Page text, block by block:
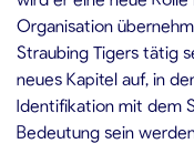
Organisation
Straubing Tigers tätig
neues Kapitel auf, in
Identifikation mit dem
Bedeutung sein